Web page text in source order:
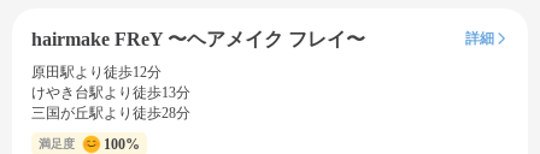
hairmake FReY 〜ヘアメイク フレイ〜
詳細
原田駅より徒歩12分
けやき台駅より徒歩13分
三国が丘駅より徒歩28分
満足度 100%